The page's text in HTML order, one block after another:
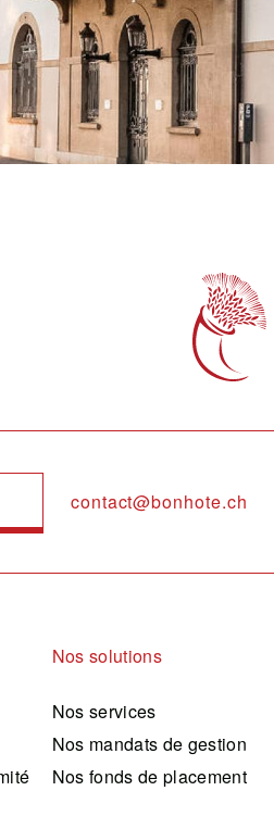
contact@bonhote.ch
Nos solutions
Nos services
Nos mandats de gestion
Nos fonds de placement